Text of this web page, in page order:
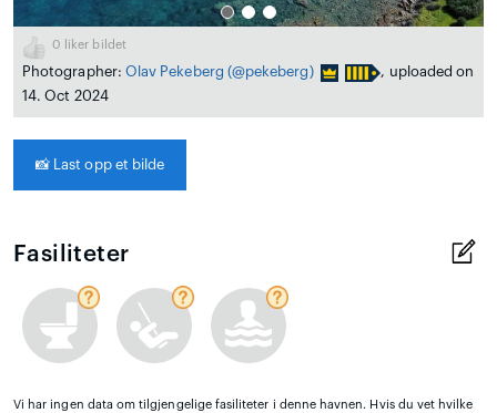
0 liker bildet
Photographer: Olav Pekeberg (@pekeberg)
, uploaded on
14. Oct 2024
📸 Last opp et bilde
Fasiliteter
Vi har ingen data om tilgjengelige fasiliteter i denne havnen. Hvis du vet hvilke